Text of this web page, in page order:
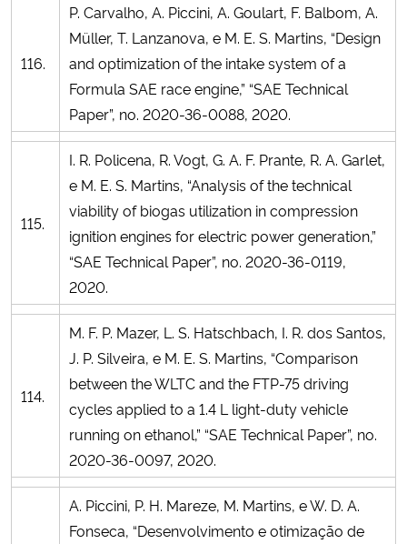
116.
P. Carvalho, A. Piccini, A. Goulart, F. Balbom, A.
Müller, T. Lanzanova, e M. E. S. Martins, “Design
and optimization of the intake system of a
Formula SAE race engine,” “SAE Technical
Paper”, no. 2020-36-0088, 2020.
115.
I. R. Policena, R. Vogt, G. A. F. Prante, R. A. Garlet,
e M. E. S. Martins, “Analysis of the technical
viability of biogas utilization in compression
ignition engines for electric power generation,”
“SAE Technical Paper”, no. 2020-36-0119,
2020.
114.
M. F. P. Mazer, L. S. Hatschbach, I. R. dos Santos,
J. P. Silveira, e M. E. S. Martins, “Comparison
between the WLTC and the FTP-75 driving
cycles applied to a 1.4 L light-duty vehicle
running on ethanol,” “SAE Technical Paper”, no.
2020-36-0097, 2020.
A. Piccini, P. H. Mareze, M. Martins, e W. D. A.
Fonseca, “Desenvolvimento e otimização de